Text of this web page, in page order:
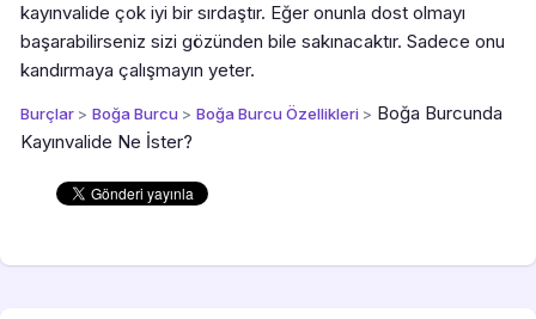
kayınvalide çok iyi bir sırdaştır. Eğer onunla dost olmayı
başarabilirseniz sizi gözünden bile sakınacaktır. Sadece onu
kandırmaya çalışmayın yeter.
Burçlar > Boğa Burcu > Boğa Burcu Özellikleri > Boğa Burcunda
Kayınvalide Ne İster?